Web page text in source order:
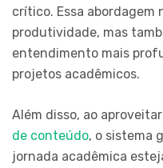
crítico. Essa abordagem
produtividade, mas
entendimento mais
projetos acadêmicos.
Além disso, ao aproveitar
de conteúdo, o sistema
jornada acadêmica